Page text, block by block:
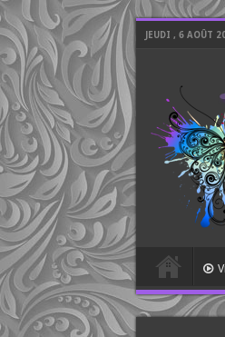
JEUDI , 6 AOÛT